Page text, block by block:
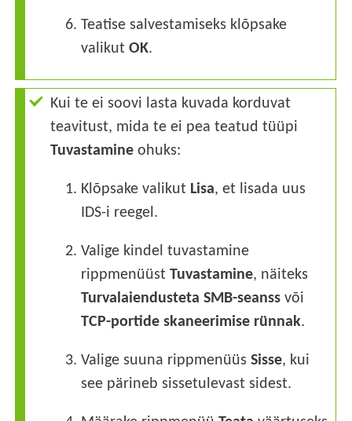
6. Teatise salvestamiseks klõpsake
valikutOK.
Kui te ei soovi lasta kuvada korduvat
teavitust, mida te ei pea teatud tüüpi
Tuvastamine ohuks:
1. Klõpsake valikut Lisa, et lisada uus
IDS-i reegel.
2. Valige kindel tuvastamine
rippmenüüstTuvastamine, näiteks
Turvalaiendusteta SMB-seanss või
TCP-portide skaneerimise rünnak.
3. Valige suuna rippmenüüsSisse, kui
see pärineb sissetulevast sidest.